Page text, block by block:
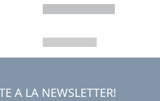
A LA NEWSLETTER!